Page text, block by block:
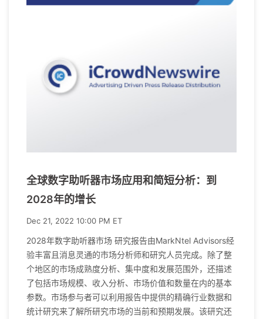
全球数字助听器市场应用和简短分析：到
2028年的增长
Dec 21, 2022 10:00 PM ET
2028年数字助听器市场 研究报告由MarkNtel Advisors经
验丰富且消息灵通的市场分析师和研究人员完成。除了整
个地区的市场成熟度分析、集中度和发展范围外，还描述
了包括市场规模、收入分析、市场价值和数量在内的基本
参数。市场参与者可以利用报告中提供的精确行业数据和
统计研究来了解所研究市场的当前和预期发展。该研究还